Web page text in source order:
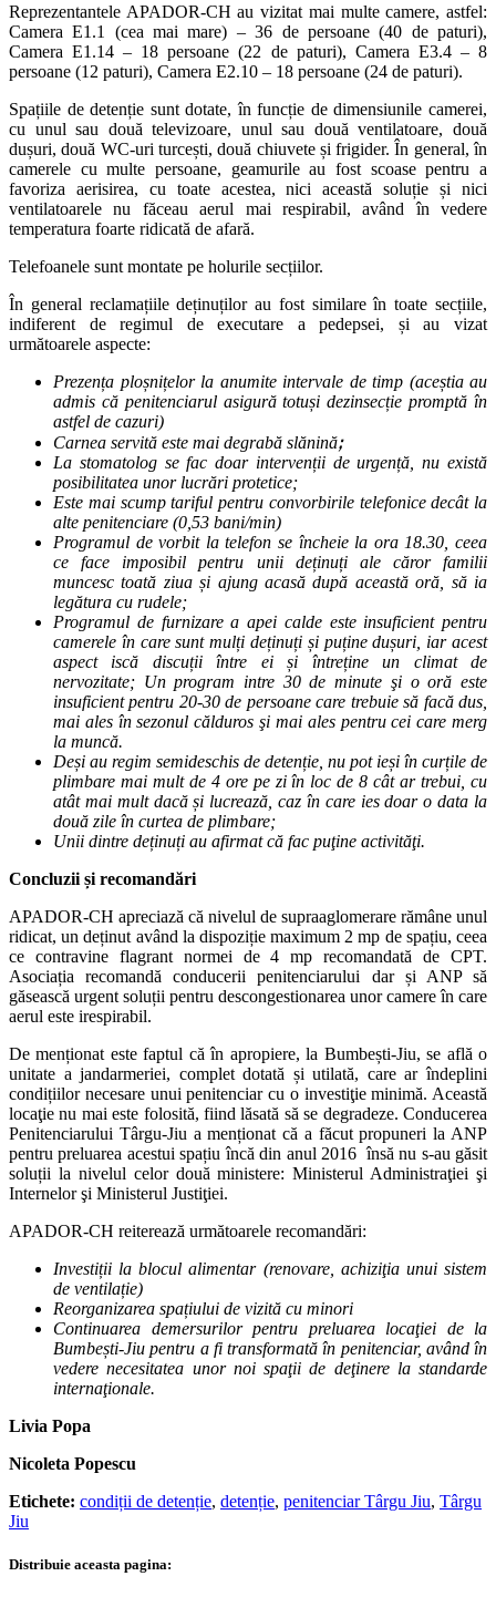
Reprezentantele APADOR-CH au vizitat mai multe camere, astfel:
Camera E1.1 (cea mai mare) – 36 de persoane (40 de paturi),
Camera E1.14 – 18 persoane (22 de paturi), Camera E3.4 – 8
persoane (12 paturi), Camera E2.10 – 18 persoane (24 de paturi).
Spațiile de detenție sunt dotate, în funcție de dimensiunile camerei,
cu unul sau două televizoare, unul sau două ventilatoare, două
dușuri, două WC-uri turcești, două chiuvete și frigider. În general, în
camerele cu multe persoane, geamurile au fost scoase pentru a
favoriza aerisirea, cu toate acestea, nici această soluție și nici
ventilatoarele nu făceau aerul mai respirabil, având în vedere
temperatura foarte ridicată de afară.
Telefoanele sunt montate pe holurile secțiilor.
În general reclamațiile deținuților au fost similare în toate secțiile,
indiferent de regimul de executare a pedepsei, și au vizat
următoarele aspecte:
Prezența ploșnițelor la anumite intervale de timp (aceștia au
admis că penitenciarul asigură totuși dezinsecție promptă în
astfel de cazuri)
Carnea servită este mai degrabă slăninăꓼ
La stomatolog se fac doar intervenții de urgență, nu există
posibilitatea unor lucrări protetice;
Este mai scump tariful pentru convorbirile telefonice decât la
alte penitenciare (0,53 bani/min)
Programul de vorbit la telefon se încheie la ora 18.30, ceea
ce face imposibil pentru unii deținuți ale căror familii
muncesc toată ziua și ajung acasă după această oră, să ia
legătura cu rudele;
Programul de furnizare a apei calde este insuficient pentru
camerele în care sunt mulți deținuți și puține dușuri, iar acest
aspect iscă discuții între ei și întreține un climat de
nervozitate; Un program intre 30 de minute şi o oră este
insuficient pentru 20-30 de persoane care trebuie să facă dus,
mai ales în sezonul călduros şi mai ales pentru cei care merg
la muncă.
Deși au regim semideschis de detenție, nu pot ieși în curțile de
plimbare mai mult de 4 ore pe zi în loc de 8 cât ar trebui, cu
atât mai mult dacă și lucrează, caz în care ies doar o data la
două zile în curtea de plimbare;
Unii dintre deținuți au afirmat că fac puţine activităţi.
Concluzii și recomandări
APADOR-CH apreciază că nivelul de supraaglomerare rămâne unul
ridicat, un deținut având la dispoziție maximum 2 mp de spațiu, ceea
ce contravine flagrant normei de 4 mp recomandată de CPT.
Asociația recomandă conducerii penitenciarului dar și ANP să
găsească urgent soluții pentru descongestionarea unor camere în care
aerul este irespirabil.
De menționat este faptul că în apropiere, la Bumbești-Jiu, se află o
unitate a jandarmeriei, complet dotată și utilată, care ar îndeplini
condițiilor necesare unui penitenciar cu o investiţie minimă. Această
locaţie nu mai este folosită, fiind lăsată să se degradeze. Conducerea
Penitenciarului Târgu-Jiu a menționat că a făcut propuneri la ANP
pentru preluarea acestui spațiu încă din anul 2016 însă nu s-au găsit
soluții la nivelul celor două ministere: Ministerul Administraţiei şi
Internelor şi Ministerul Justiţiei.
APADOR-CH reiterează următoarele recomandări:
Investiții la blocul alimentar (renovare, achiziţia unui sistem
de ventilație)
Reorganizarea spațiului de vizită cu minori
Continuarea demersurilor pentru preluarea locaţiei de la
Bumbești-Jiu pentru a fi transformată în penitenciar, având în
vedere necesitatea unor noi spaţii de deţinere la standarde
internaţionale.
Livia Popa
Nicoleta Popescu
Etichete: condiții de detenție, detenție, penitenciar Târgu Jiu, Târgu
Jiu
Distribuie aceasta pagina: